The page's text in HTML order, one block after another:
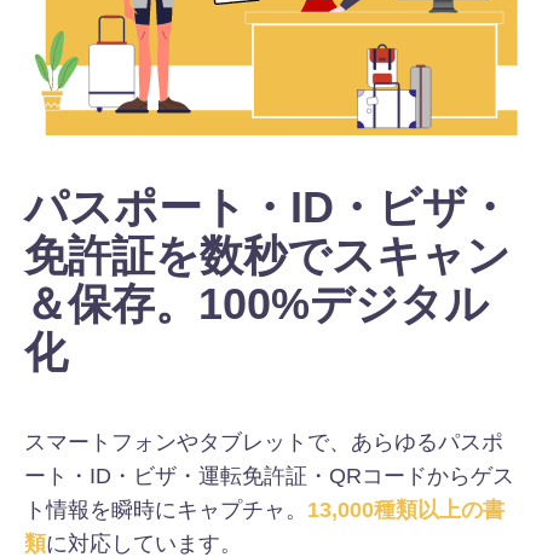
パスポート・ID・ビザ・
免許証を数秒でスキャン
＆保存。100%デジタル
化
スマートフォンやタブレットで、あらゆるパスポ
ート・ID・ビザ・運転免許証・QRコードからゲス
ト情報を瞬時にキャプチャ。 13,000種類以上の書
類に対応しています。